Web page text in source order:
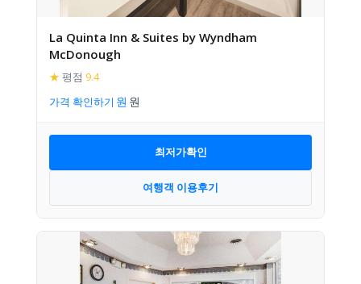
La Quinta Inn & Suites by Wyndham
McDonough
★ 평점 9.4
가격 확인하기
최저가확인
여행객 이용후기